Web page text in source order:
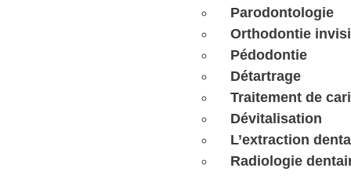
Parodontologie
Orthodontie
Pédodontie
Détartrage
Traitement de
Dévitalisation
L’extraction
Radiologie